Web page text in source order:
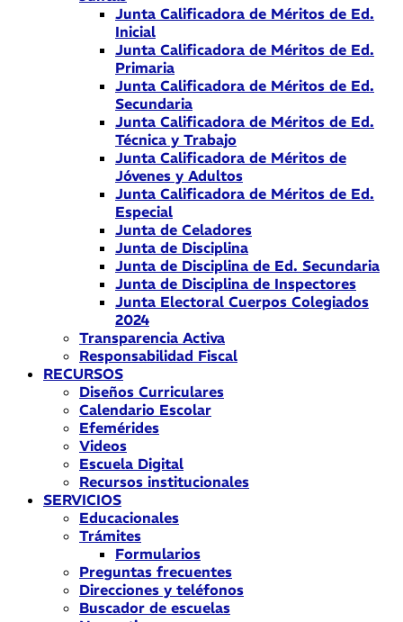
Junta Calificadora de Méritos de Ed.
Inicial
Junta Calificadora de Méritos de Ed.
Primaria
Junta Calificadora de Méritos de Ed.
Secundaria
Junta Calificadora de Méritos de Ed.
Técnica y Trabajo
Junta Calificadora de Méritos de
Jóvenes y Adultos
Junta Calificadora de Méritos de Ed.
Especial
Junta de Celadores
Junta de Disciplina
Junta de Disciplina de Ed. Secundaria
Junta de Disciplina de Inspectores
Junta Electoral Cuerpos Colegiados
2024
Transparencia Activa
Responsabilidad Fiscal
RECURSOS
Diseños Curriculares
Calendario Escolar
Efemérides
Videos
Escuela Digital
Recursos institucionales
SERVICIOS
Educacionales
Trámites
Formularios
Preguntas frecuentes
Direcciones y teléfonos
Buscador de escuelas